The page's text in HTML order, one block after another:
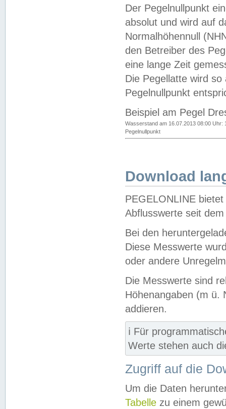
Der Pegelnullpunkt
absolut und wird auf
Normalhöhennull
den Betreiber des
eine lange Zeit
Die Pegellatte wird
Pegelnullpunkt
Beispiel am Pegel
Wasserstand am 16.07.2013 08:00 Uhr:
Pegelnullpunkt
Download
PEGELONLINE
Abflusswerte seit
Bei den
Diese Messwerte
oder andere
Die Messwerte sind
Höhenangaben (m ü.
addieren.
ℹ️ Für
Werte stehen auch
Zugriff auf die
Um die Daten
Tabelle zu einem